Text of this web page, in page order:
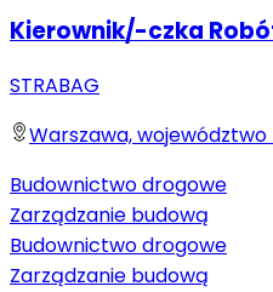
Kierownik/-czka
STRABAG
Warszawa,
Budownictwo drogowe
Zarządzanie budową
Budownictwo drogowe
Zarządzanie budową